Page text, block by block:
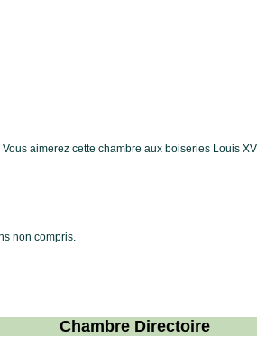
aimerez cette chambre aux boiseries Louis
non compris.
Chambre Directoire